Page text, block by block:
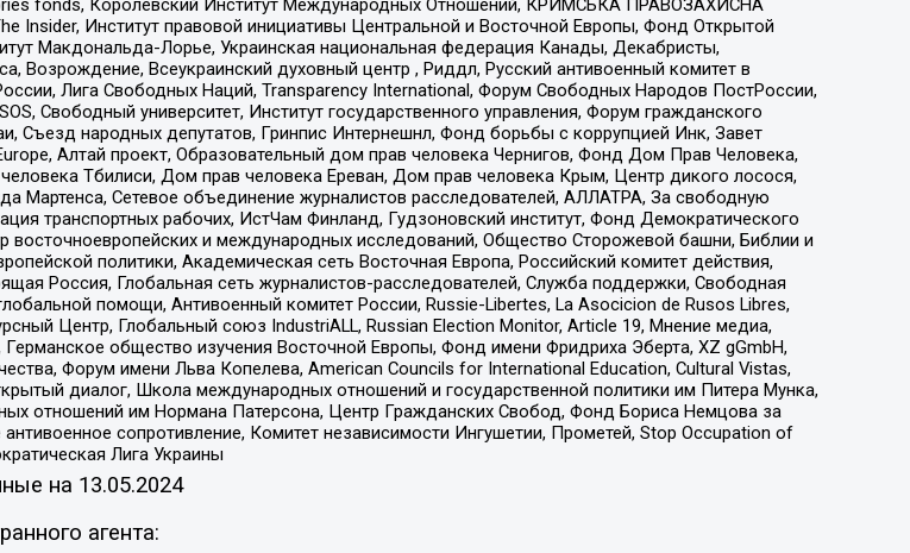
fonds, Королевский Институт Международных Отношений, КРИМСЬКА ПРАВОЗАХИСНА
Insider, Институт правовой инициативы Центральной и Восточной Европы, Фонд Открытой
Макдональда-Лорье, Украинская национальная федерация Канады, Декабристы,
Возрождение, Всеукраинский духовный центр , Риддл, Русский антивоенный комитет в
Лига Свободных Наций, Transparеncy International, Форум Свободных Народов ПостРоссии,
Свободный университет, Институт государственного управления, Форум гражданского
Съезд народных депутатов, Гринпис Интернешнл, Фонд борьбы с коррупцией Инк, Завет
Алтай проект, Образовательный дом прав человека Чернигов, Фонд Дом Прав Человека,
Тбилиси, Дом прав человека Ереван, Дом прав человека Крым, Центр дикого лосося,
Мартенса, Сетевое объединение журналистов расследователей, АЛЛАТРА, За свободную
транспортных рабочих, ИстЧам Финланд, Гудзоновский институт, Фонд Демократического
восточноевропейских и международных исследований, Общество Сторожевой башни, Библии и
политики, Академическая сеть Восточная Европа, Российский комитет действия,
Россия, Глобальная сеть журналистов-расследователей, Служба поддержки, Свободная
помощи, Антивоенный комитет России, Russie-Libertes, La Asocicion de Rusos Libres,
Центр, Глобальный союз IndustriALL, Russian Election Monitor, Article 19, Мнение медиа,
общество изучения Восточной Европы, Фонд имени Фридриха Эберта, XZ gGmbH,
Форум имени Льва Копелева, American Councils for International Education, Cultural Vistas,
диалог, Школа международных отношений и государственной политики им Питера Мунка,
отношений им Нормана Патерсона, Центр Гражданских Свобод, Фонд Бориса Немцова за
сопротивление, Комитет независимости Ингушетии, Прометей, Stop Occupation of
Лига Украины
на 13.05.2024
агента: